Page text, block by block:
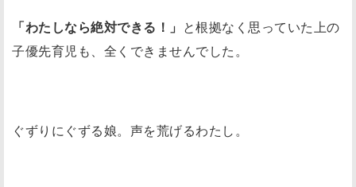
「わたしなら絶対できる！」
と根拠なく思っていた上の
子優先育児も、全くできませんでした。
ぐずりにぐずる娘。声を荒げるわたし。